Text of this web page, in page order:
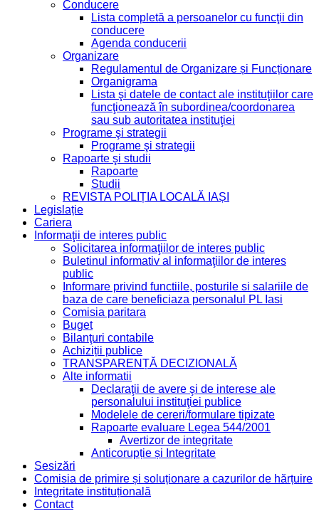
Conducere
Lista completă a persoanelor cu funcţii din
conducere
Agenda conducerii
Organizare
Regulamentul de Organizare și Funcționare
Organigrama
Lista şi datele de contact ale instituţiilor care
funcţionează în subordinea/coordonarea
sau sub autoritatea instituţiei
Programe şi strategii
Programe şi strategii
Rapoarte şi studii
Rapoarte
Studii
REVISTA POLIȚIA LOCALĂ IAȘI
Legislație
Cariera
Informaţii de interes public
Solicitarea informaţiilor de interes public
Buletinul informativ al informaţiilor de interes
public
Informare privind functiile, posturile si salariile de
baza de care beneficiaza personalul PL Iasi
Comisia paritara
Buget
Bilanţuri contabile
Achiziții publice
TRANSPARENȚĂ DECIZIONALĂ
Alte informatii
Declaraţii de avere şi de interese ale
personalului instituţiei publice
Modelele de cereri/formulare tipizate
Rapoarte evaluare Legea 544/2001
Avertizor de integritate
Anticorupție și Integritate
Sesizări
Comisia de primire și soluționare a cazurilor de hărțuire
Integritate instituțională
Contact